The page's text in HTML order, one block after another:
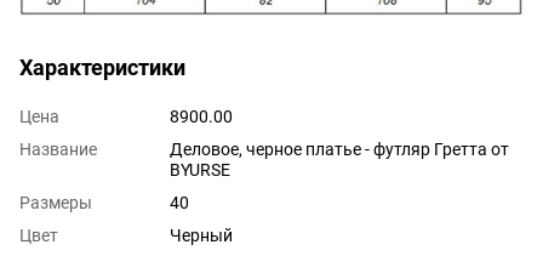
Характеристики
Цена
8900.00
Название
Деловое, черное платье - футляр Гретта от
BYURSE
Размеры
40
Цвет
Черный